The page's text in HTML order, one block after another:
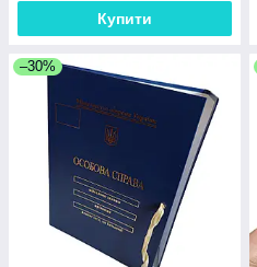
Купити
–30%